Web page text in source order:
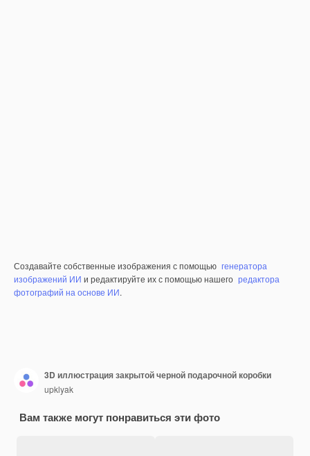
Создавайте собственные изображения с помощью генератора
изображений ИИ и редактируйте их с помощью нашего редактора
фотографий на основе ИИ.
3D иллюстрация закрытой черной подарочной коробки
upklyak
Вам также могут понравиться эти фото